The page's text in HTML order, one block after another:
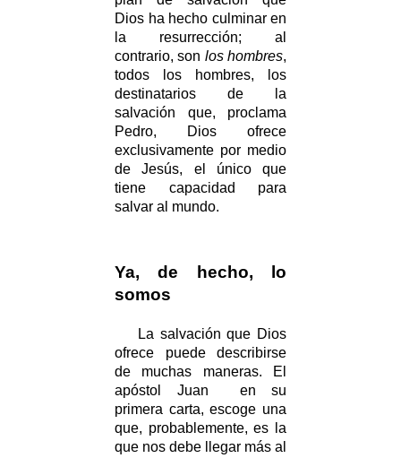
Dios ha hecho culminar en
la resurrección; al
contrario, son los hombres,
todos los hombres, los
destinatarios de la
salvación que, proclama
Pedro, Dios ofrece
exclusivamente por medio
de Jesús, el único que
tiene capacidad para
salvar al mundo.
Ya, de hecho, lo
somos
La salvación que Dios
ofrece puede describirse
de muchas maneras. El
apóstol Juan en su
primera carta, escoge una
que, probablemente, es la
que nos debe llegar más al